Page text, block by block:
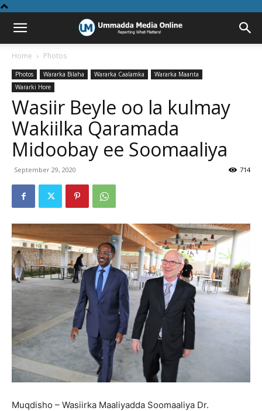
Home Photos
Photos Wararka Bilaha Wararka Caalamka
Wararka Maanta
Wararki Hore
Wasiir Beyle oo la kulmay
Wakiilka Qaramada
Midoobay ee Soomaaliya
September 29, 2020 714
Muqdisho – Wasiirka Maaliyadda Soomaaliya Dr.